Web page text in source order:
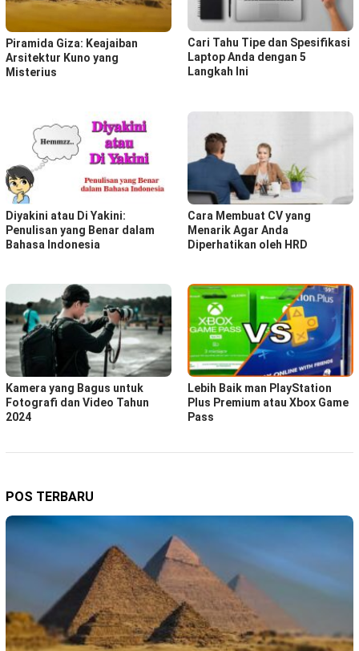
Piramida Giza: Keajaiban
Arsitektur Kuno yang
Misterius
Cari Tahu Tipe dan Spesifikasi
Laptop Anda dengan 5
Langkah Ini
Diyakini atau Di Yakini:
Penulisan yang Benar dalam
Bahasa Indonesia
Cara Membuat CV yang
Menarik Agar Anda
Diperhatikan oleh HRD
Kamera yang Bagus untuk
Fotografi dan Video Tahun
2024
Lebih Baik man PlayStation
Plus Premium atau Xbox Game
Pass
POS TERBARU